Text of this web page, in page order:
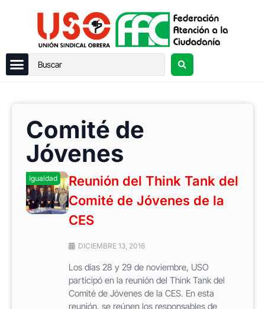
Comité de
Jóvenes
Igualdad
Reunión del Think Tank del
Comité de Jóvenes de la
CES
DICIEMBRE 13, 2016
Los días 28 y 29 de noviembre, USO
participó en la reunión del Think Tank del
Comité de Jóvenes de la CES. En esta
reunión, se reúnen los responsables de